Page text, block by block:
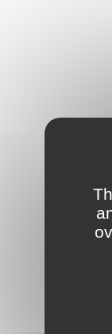
Forum
vaut